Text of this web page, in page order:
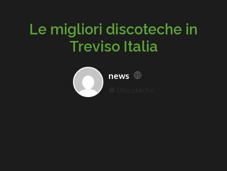
Le migliori discoteche in
Treviso Italia
news